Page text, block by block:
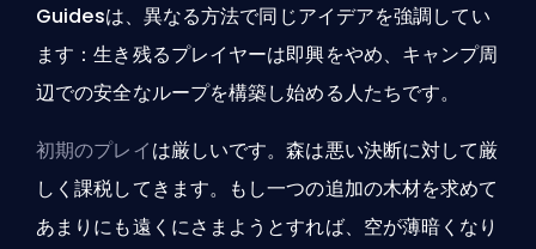
Guidesは、異なる方法で同じアイデアを強調してい
ます：生き残るプレイヤーは即興をやめ、キャンプ周
辺での安全なループを構築し始める人たちです。
初期のプレイは厳しいです。森は悪い決断に対して厳
しく課税してきます。もし一つの追加の木材を求めて
あまりにも遠くにさまようとすれば、空が薄暗くなり